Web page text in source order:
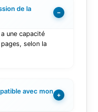
de la
−
une capacité
selon la
avec mon +